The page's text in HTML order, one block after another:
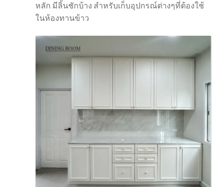
หลัก มีลิ้นชักบ้าง สำหรับเก็บอุปกรณ์ต่างๆที่ต้องใช้
ในห้องทานข้าว